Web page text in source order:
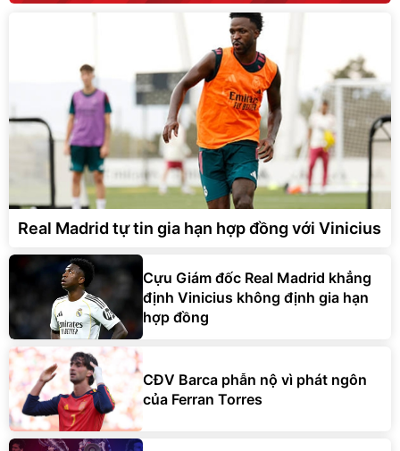
Real Madrid tự tin gia hạn hợp đồng với Vinicius
Cựu Giám đốc Real Madrid khẳng
định Vinicius không định gia hạn
hợp đồng
CĐV Barca phẫn nộ vì phát ngôn
của Ferran Torres